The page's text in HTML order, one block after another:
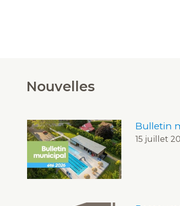
Nouvelles
Bulletin
15 juillet